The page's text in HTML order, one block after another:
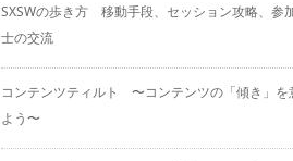
SXSWの歩き方 移動手段、セッション攻略、参
士の交流
コンテンツティルト 〜コンテンツの「傾き」を
よう〜